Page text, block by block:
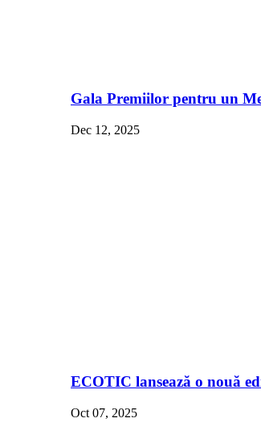
Gala Premiilor pentru un
Dec 12, 2025
ECOTIC lansează o nouă
Oct 07, 2025